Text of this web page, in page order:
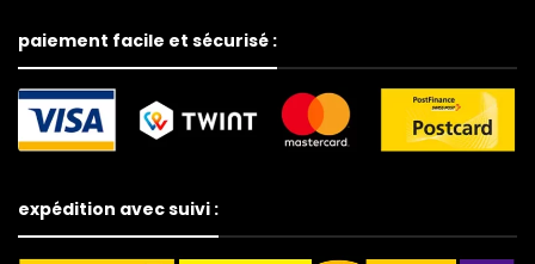
paiement facile et sécurisé :
expédition avec suivi :